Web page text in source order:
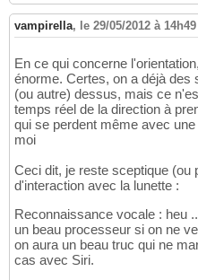
vampirella, le 29/05/2012 à 14h49
En ce qui concerne
énorme. Certes, on a déjà
(ou autre) dessus, mais ce
temps réel de la direction à
qui se perdent même avec
moi
Ceci dit, je reste sceptique
d'interaction avec la lunette :
Reconnaissance vocale : heu
un beau processeur si on ne
on aura un beau truc qui ne
cas avec Siri.